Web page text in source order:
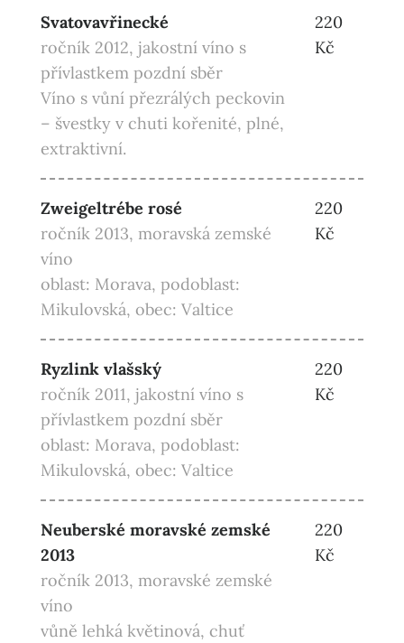
Svatovavřinecké
ročník 2012, jakostní víno s
přívlastkem pozdní sběr
Víno s vůní přezrálých peckovin
– švestky v chuti kořenité, plné,
extraktivní.
220
Kč
Zweigeltrébe rosé
ročník 2013, moravská zemské
víno
oblast: Morava, podoblast:
Mikulovská, obec: Valtice
220
Kč
Ryzlink vlašský
ročník 2011, jakostní víno s
přívlastkem pozdní sběr
oblast: Morava, podoblast:
Mikulovská, obec: Valtice
220
Kč
Neuberské moravské zemské
2013
ročník 2013, moravské zemské
víno
vůně lehká květinová, chuť
220
Kč